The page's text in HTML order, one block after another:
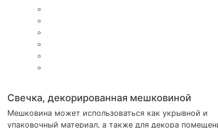
Свечка, декорированная мешковиной
Мешковина может использоваться как укрывной и
упаковочный материал, а также для декора